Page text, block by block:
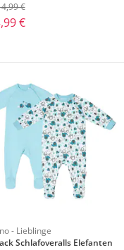
€
€
- Lieblinge
Schlafoveralls Elefanten